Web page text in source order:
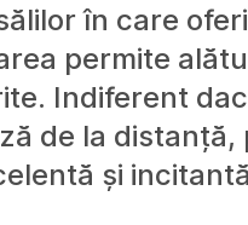
în care
permite
Indiferent
de la
și